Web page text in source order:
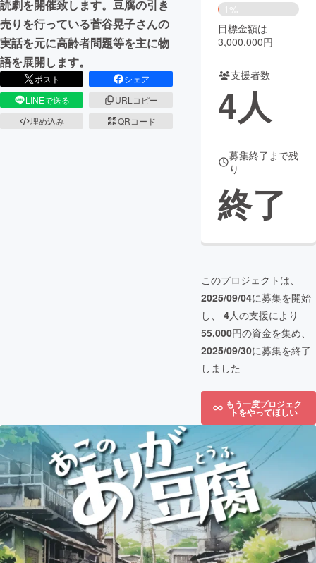
まちづくり・地域活性化
CAMPFIRE for Social Good CAMPFIRE Creation
CAMPFIREふるさと納税
コミュニティ
読劇を開催致します。豆腐の引き
売りを行っている菅谷晃子さんの
実話を元に高齢者問題等を主に物
語を展開します。
ポスト
シェア
LINEで送る
URLコピー
埋め込み
QRコード
1%
目標金額は
3,000,000円
支援者数
4人
募集終了まで残
り
終了
このプロジェクトは、
2025/09/04に募集を開始
し、 4人の支援により
55,000円の資金を集め、
2025/09/30に募集を終了
しました
もう一度プロジェク
トをやってほしい